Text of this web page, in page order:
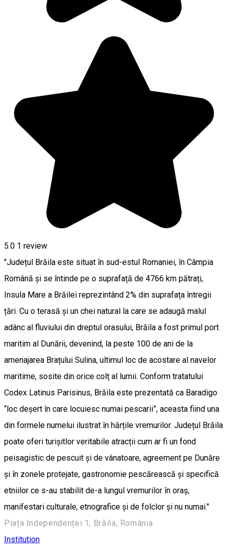
5.0 1 review
"Județul Brăila este situat în sud-estul Romaniei, în Câmpia
Română și se întinde pe o suprafață de 4766 km pătrați,
Insula Mare a Brăilei reprezintând 2% din suprafața întregii
țări. Cu o terasă și un chei natural la care se adaugă malul
adânc al fluviului din dreptul orasului, Brăila a fost primul port
maritim al Dunării, devenind, la peste 100 de ani de la
amenajarea Brațului Sulina, ultimul loc de acostare al navelor
maritime, sosite din orice colț al lumii. Conform tratatului
Codex Latinus Parisinus, Brăila este prezentată ca Baradigo
“loc deșert în care locuiesc numai pescarii”, aceasta fiind una
din formele numelui ilustrat în hărțile vremurilor. Județul Brăila
poate oferi turișitlor veritabile atracții cum ar fi un fond
peisagistic de pescuit și de vânatoare, agreement pe Dunăre
și în zonele protejate, gastronomie pescărească și specifică
etniilor ce s-au stabilit de-a lungul vremurilor în oraș,
manifestari culturale, etnografice și de folclor și nu numai."
Piața Independenței 1, Brăila, România
Institution